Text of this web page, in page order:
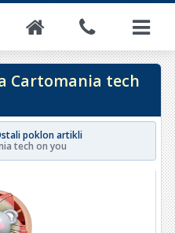
Cartomania tech
poklon artikli
tech on you